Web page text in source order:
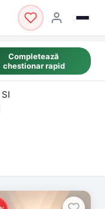
Completează
chestionar rapid